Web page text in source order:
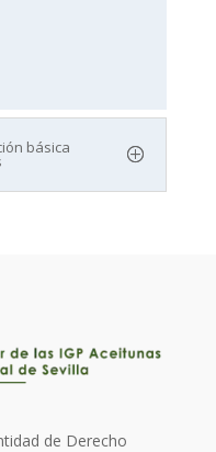
básica
de Derecho